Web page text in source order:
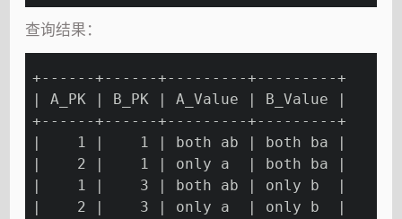
查询结果：
+------+------+---------+---------+
| A_PK | B_PK | A_Value | B_Value |
+------+------+---------+---------+
|    1 |    1 | both ab | both ba |
|    2 |    1 | only a  | both ba |
|    1 |    3 | both ab | only b  |
|    2 |    3 | only a  | only b  |